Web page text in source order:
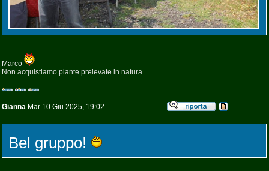
Marco
Non acquistiamo piante prelevate in natura
Gianna Mar 10 Giu 2025, 19:02
Bel gruppo!